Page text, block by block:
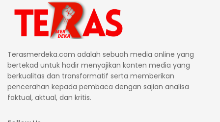
Terasmerdeka.com adalah sebuah media online yang
bertekad untuk hadir menyajikan konten media yang
berkualitas dan transformatif serta memberikan
pencerahan kepada pembaca dengan sajian analisa
faktual, aktual, dan kritis.